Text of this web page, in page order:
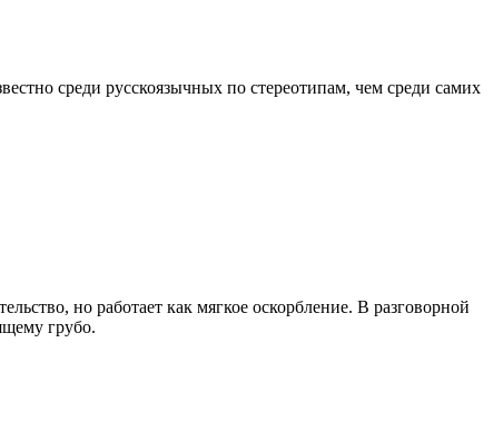
среди русскоязычных по стереотипам, чем среди самих
но работает как мягкое оскорбление. В разговорной
грубо.